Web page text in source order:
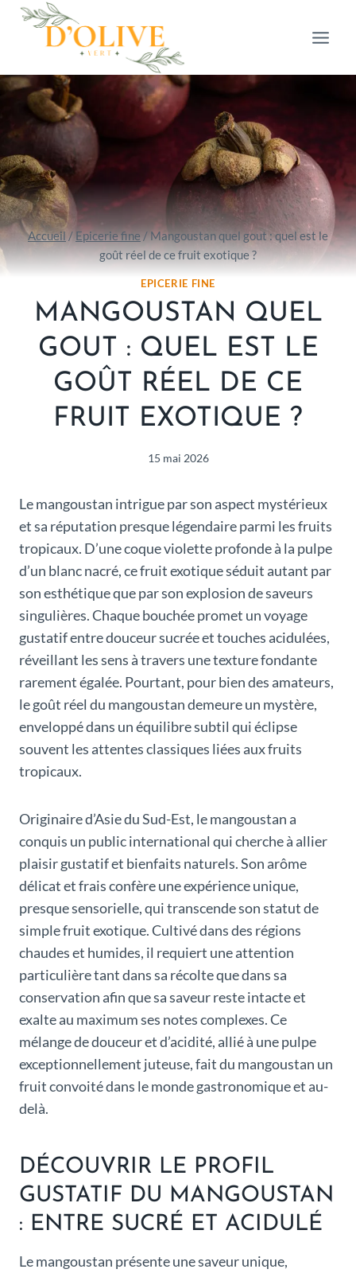
Aller
Accueil /Epicerie fine / Mangoustan quel gout : quel est le
goût réel de ce fruit exotique ?
EPICERIE FINE
MANGOUSTAN QUEL
GOUT : QUEL EST LE
GOÛT RÉEL DE CE
FRUIT EXOTIQUE ?
15 mai 2026
Le mangoustan intrigue par son aspect mystérieux
et sa réputation presque légendaire parmi les fruits
tropicaux. D’une coque violette profonde à la pulpe
d’un blanc nacré, ce fruit exotique séduit autant par
son esthétique que par son explosion de saveurs
singulières. Chaque bouchée promet un voyage
gustatif entre douceur sucrée et touches acidulées,
réveillant les sens à travers une texture fondante
rarement égalée. Pourtant, pour bien des amateurs,
le goût réel du mangoustan demeure un mystère,
enveloppé dans un équilibre subtil qui éclipse
souvent les attentes classiques liées aux fruits
tropicaux.
Originaire d’Asie du Sud-Est, le mangoustan a
conquis un public international qui cherche à allier
plaisir gustatif et bienfaits naturels. Son arôme
délicat et frais confère une expérience unique,
presque sensorielle, qui transcende son statut de
simple fruit exotique. Cultivé dans des régions
chaudes et humides, il requiert une attention
particulière tant dans sa récolte que dans sa
conservation afin que sa saveur reste intacte et
exalte au maximum ses notes complexes. Ce
mélange de douceur et d’acidité, allié à une pulpe
exceptionnellement juteuse, fait du mangoustan un
fruit convoité dans le monde gastronomique et au-
delà.
DÉCOUVRIR LE PROFIL
GUSTATIF DU MANGOUSTAN
: ENTRE SUCRÉ ET ACIDULÉ
Le mangoustan présente une saveur unique,